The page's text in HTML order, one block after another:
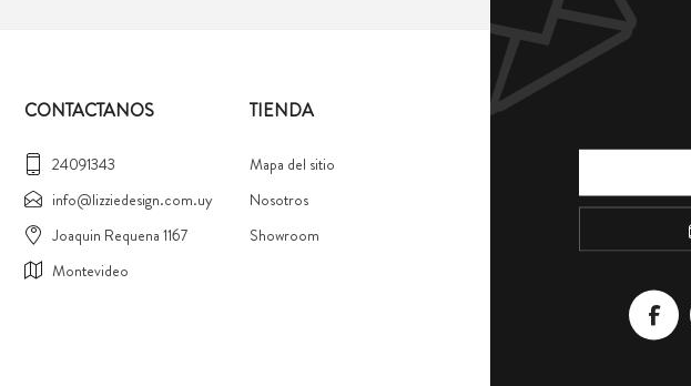
CONTACTANOS
24091343
info@lizziedesign.com.uy
Joaquin Requena 1167
Montevideo
TIENDA
Mapa del sitio
Nosotros
Showroom